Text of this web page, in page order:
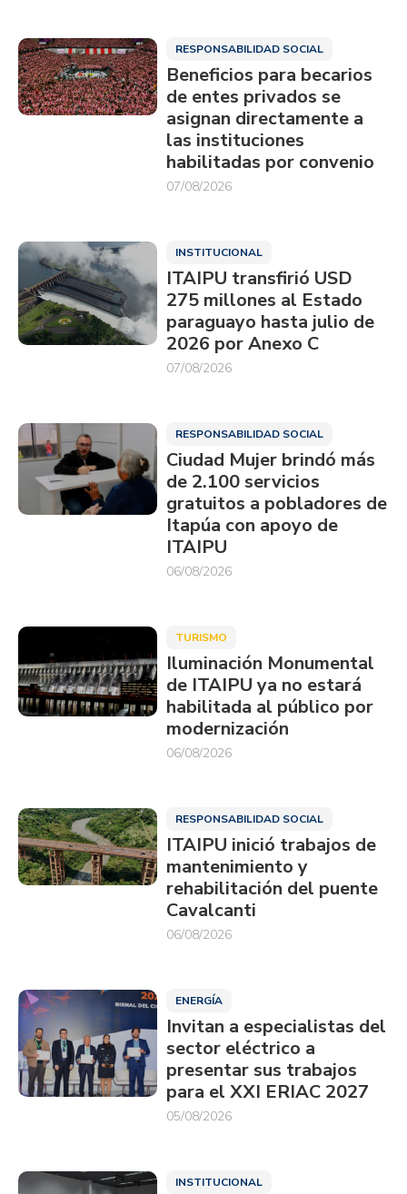
RESPONSABILIDAD SOCIAL
Beneficios para becarios
de entes privados se
asignan directamente a
las instituciones
habilitadas por convenio
07/08/2026
INSTITUCIONAL
ITAIPU transfirió USD
275 millones al Estado
paraguayo hasta julio de
2026 por Anexo C
07/08/2026
RESPONSABILIDAD SOCIAL
Ciudad Mujer brindó más
de 2.100 servicios
gratuitos a pobladores de
Itapúa con apoyo de
ITAIPU
06/08/2026
TURISMO
Iluminación Monumental
de ITAIPU ya no estará
habilitada al público por
modernización
06/08/2026
RESPONSABILIDAD SOCIAL
ITAIPU inició trabajos de
mantenimiento y
rehabilitación del puente
Cavalcanti
06/08/2026
ENERGÍA
Invitan a especialistas del
sector eléctrico a
presentar sus trabajos
para el XXI ERIAC 2027
05/08/2026
INSTITUCIONAL